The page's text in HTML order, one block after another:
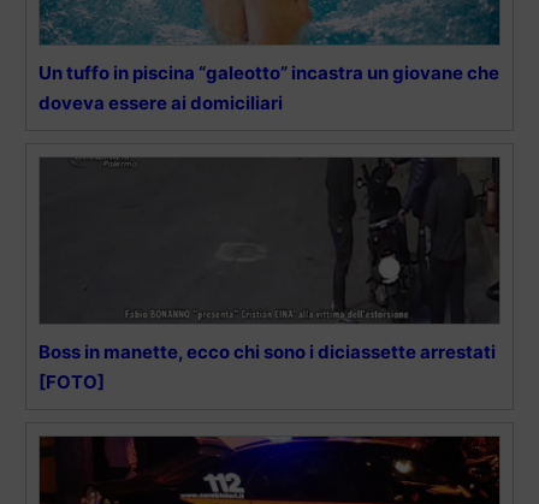
Un tuffo in piscina “galeotto” incastra un giovane che
doveva essere ai domiciliari
Boss in manette, ecco chi sono i diciassette arrestati
[FOTO]